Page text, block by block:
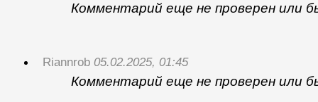
Комментарий еще не проверен или
Riannrob 05.02.2025, 01:45
Комментарий еще не проверен или